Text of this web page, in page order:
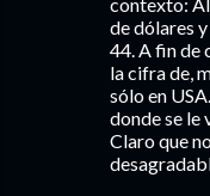
de dólares
44. A fin de
la cifra de,
sólo en
donde se le
Claro que